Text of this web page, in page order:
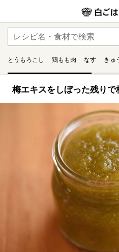
とうもろこし 鶏もも肉 なす きゅ
梅エキスをしぼった残りで